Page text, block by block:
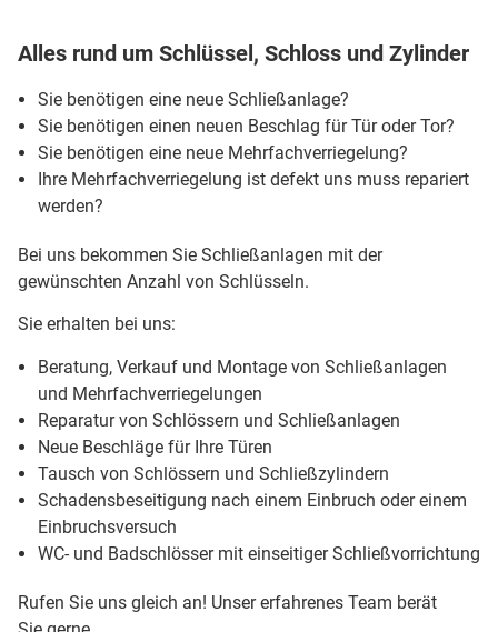
Alles rund um Schlüssel, Schloss und Zylinder
Sie benötigen eine neue Schließanlage?
Sie benötigen einen neuen Beschlag für Tür oder Tor?
Sie benötigen eine neue Mehrfachverriegelung?
Ihre Mehrfachverriegelung ist defekt uns muss repariert
werden?
Bei uns bekommen Sie Schließanlagen mit der
gewünschten Anzahl von Schlüsseln.
Sie erhalten bei uns:
Beratung, Verkauf und Montage von Schließanlagen
und Mehrfachverriegelungen
Reparatur von Schlössern und Schließanlagen
Neue Beschläge für Ihre Türen
Tausch von Schlössern und Schließzylindern
Schadensbeseitigung nach einem Einbruch oder einem
Einbruchsversuch
WC- und Badschlösser mit einseitiger Schließvorrichtung
Rufen Sie uns gleich an! Unser erfahrenes Team berät